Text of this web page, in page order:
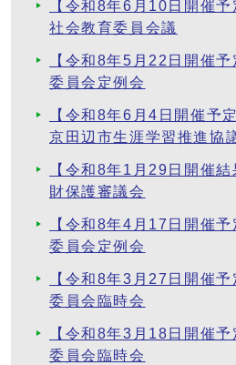
【令和8年6月10日開催
社会教育委員会議
【令和8年5月22日開催
委員会定例会
【令和8年6月4日開催予
京田辺市生涯学習推進協
【令和8年1月29日開催
財保護審議会
【令和8年4月17日開催
委員会定例会
【令和8年3月27日開催
委員会臨時会
【令和8年3月18日開催
委員会臨時会